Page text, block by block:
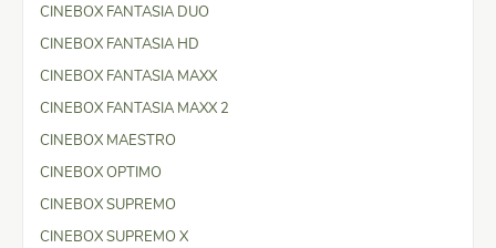
CINEBOX FANTASIA DUO
CINEBOX FANTASIA HD
CINEBOX FANTASIA MAXX
CINEBOX FANTASIA MAXX 2
CINEBOX MAESTRO
CINEBOX OPTIMO
CINEBOX SUPREMO
CINEBOX SUPREMO X